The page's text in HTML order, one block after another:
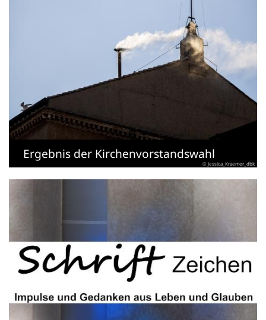
Ergebnis der Kirchenvorstandswahl
© Jessica_Kraemer_dbk